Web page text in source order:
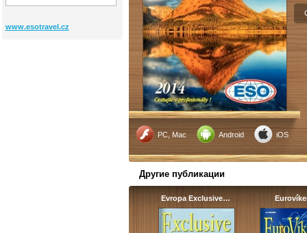
www.esotravel.cz
PC, Mac Android iOS
Другие публикации
Evropa Exclusive…